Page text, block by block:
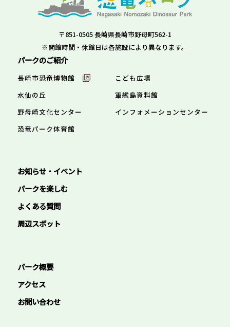
〒851-0505 長崎県長崎市野母町562-1
※開館時間・休館日は各施設により異なります。
パークのご紹介
長崎市恐竜博物館
こども広場
水仙の丘
軍艦島資料館
野母崎文化センター
インフォメーションセンター
恐竜パーク体育館
お知らせ・イベント
パークを楽しむ
よくある質問
周辺スポット
パーク概要
アクセス
お問い合わせ